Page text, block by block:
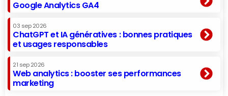
Google Analytics GA4
03 sep 2026
ChatGPT et IA génératives : bonnes pratiques
et usages responsables
21 sep 2026
Web analytics : booster ses performances
marketing